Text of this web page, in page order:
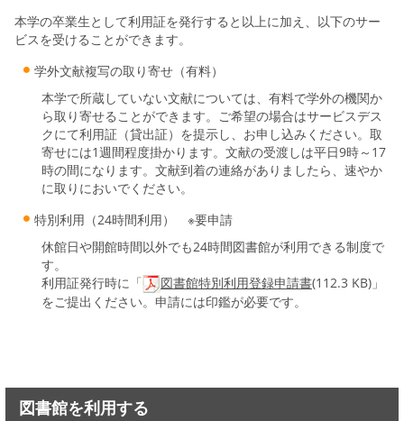
本学の卒業生として利用証を発行すると以上に加え、以下のサー
ビスを受けることができます。
学外文献複写の取り寄せ（有料）
本学で所蔵していない文献については、有料で学外の機関か
ら取り寄せることができます。ご希望の場合はサービスデス
クにて利用証（貸出証）を提示し、お申し込みください。取
寄せには1週間程度掛かります。文献の受渡しは平日9時～17
時の間になります。文献到着の連絡がありましたら、速やか
に取りにおいでください。
特別利用（24時間利用） ※要申請
休館日や開館時間以外でも24時間図書館が利用できる制度で
す。
利用証発行時に「
図書館特別利用登録申請書(112.3 KB)」
をご提出ください。申請には印鑑が必要です。
図書館を利用する